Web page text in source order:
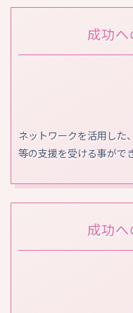
成功
ネットワークを活用した
等の支援を受ける事がで
成功